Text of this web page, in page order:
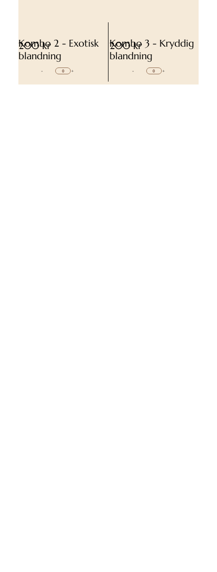
200 kr
Kombo 2 - Exotisk
blandning
- +
200 kr
Kombo 3 - Kryddig
blandning
- +